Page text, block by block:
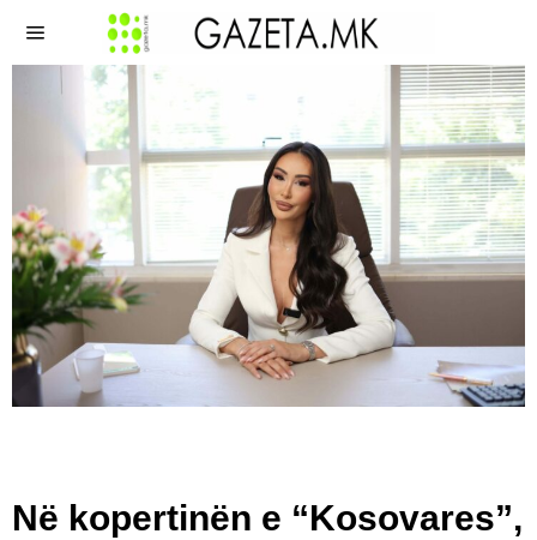
Në kopertinën e “Kosovares”,